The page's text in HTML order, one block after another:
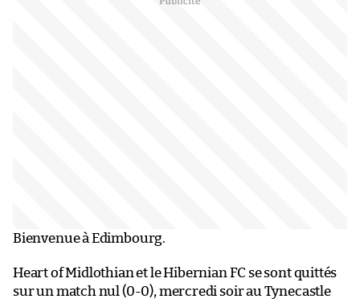
Bienvenue à Edimbourg.
Heart of Midlothian et le Hibernian FC se sont quittés
sur un match nul (0-0), mercredi soir au Tynecastle